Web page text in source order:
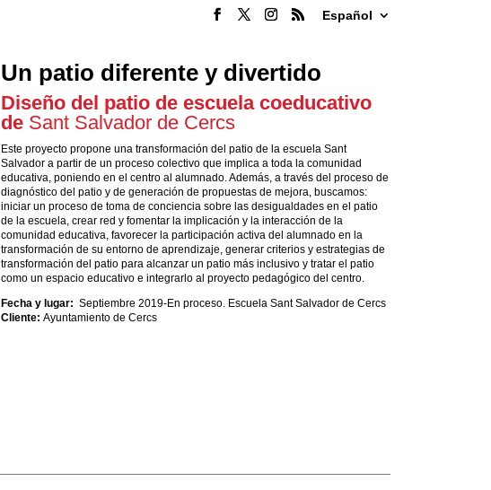
Español
Un patio diferente y divertido
Diseño del patio de escuela coeducativo
de Sant Salvador de Cercs
Este proyecto propone una transformación del patio de la escuela Sant
Salvador a partir de un proceso colectivo que implica a toda la comunidad
educativa, poniendo en el centro al alumnado. Además, a través del proceso de
diagnóstico del patio y de generación de propuestas de mejora, buscamos:
iniciar un proceso de toma de conciencia sobre las desigualdades en el patio
de la escuela, crear red y fomentar la implicación y la interacción de la
comunidad educativa, favorecer la participación activa del alumnado en la
transformación de su entorno de aprendizaje, generar criterios y estrategias de
transformación del patio para alcanzar un patio más inclusivo y tratar el patio
como un espacio educativo e integrarlo al proyecto pedagógico del centro.
Fecha y lugar: Septiembre 2019-En proceso. Escuela Sant Salvador de Cercs
Cliente: Ayuntamiento de Cercs